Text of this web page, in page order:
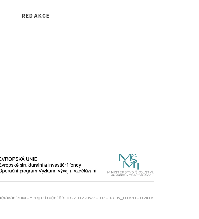
REDAKCE
SIMU+ registrační číslo CZ.02.2.67/0.0/0.0/16_016/0002416.